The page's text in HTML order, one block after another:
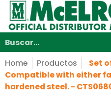
Saltar al contenido principal
Nosotros Servicios
Buscar...
Home Productos
Set
Compatible with either
hardened steel. -